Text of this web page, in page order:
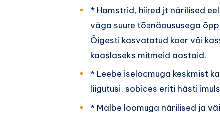
* Hamstrid, hiired jt närilised
väga suure tõenäoususega
Õigesti kasvatatud koer või
kaaslaseks mitmeid aastaid.
* Leebe iseloomuga keskmist
liigutusi, sobides eriti hästi
* Malbe loomuga närilised ja